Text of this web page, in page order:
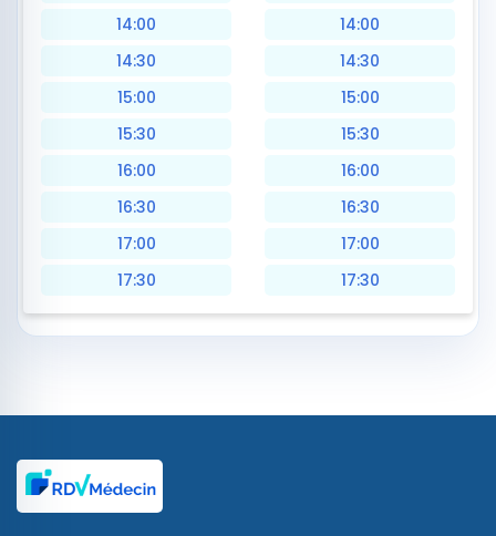
14:00
14:30
15:00
15:30
16:00
16:30
17:00
17:30
14:00
14:30
15:00
15:30
16:00
16:30
17:00
17:30